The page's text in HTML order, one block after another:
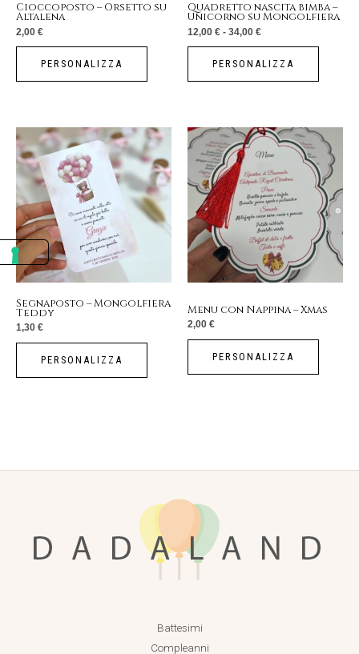
Cioccoposto – Orsetto su
Altalena
2,00 €
PERSONALIZZA
Quadretto nascita bimba –
Unicorno su Mongolfiera
12,00 € - 34,00 €
PERSONALIZZA
scelte
del
Segnaposto – Mongolfiera
Teddy
1,30 €
PERSONALIZZA
Menu con Nappina – Xmas
2,00 €
PERSONALIZZA
Battesimi
Compleanni